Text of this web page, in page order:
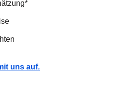
uns auf.